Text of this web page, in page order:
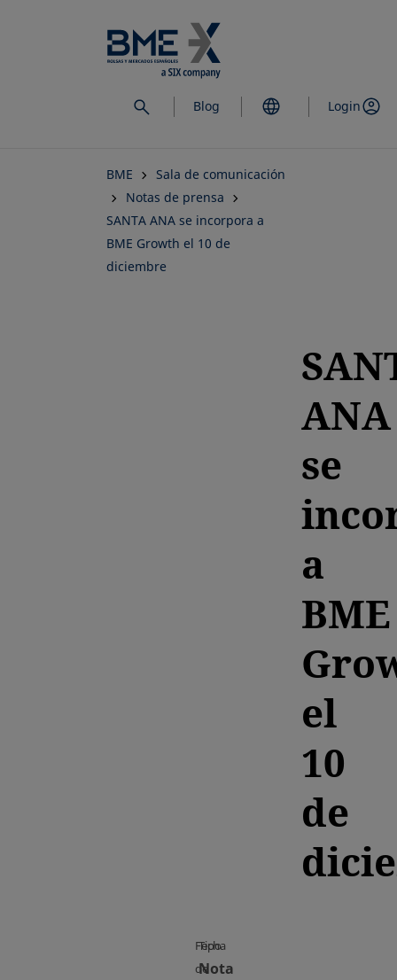
al
contenido
principal
Blog Login
BME
Sala de comunicación
Notas de prensa
SANTA ANA se incorpora a
BME Growth el 10 de
diciembre
ANA
se
a
BME
el
10
de
Fecha
de
Tipo
Nota